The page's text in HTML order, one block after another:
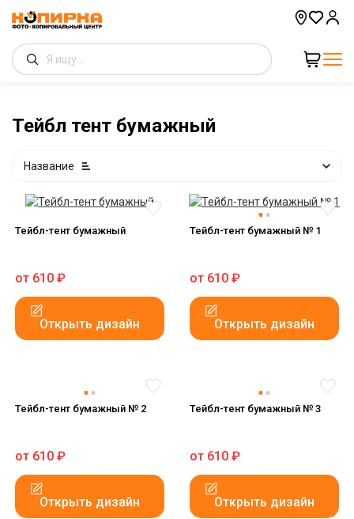
Тейбл тент бумажный
Название
Тейбл-тент бумажный
от 610 ₽
Открыть дизайн
Тейбл-тент бумажный № 1
от 610 ₽
Открыть дизайн
Тейбл-тент бумажный № 2
от 610 ₽
Открыть дизайн
Тейбл-тент бумажный № 3
от 610 ₽
Открыть дизайн